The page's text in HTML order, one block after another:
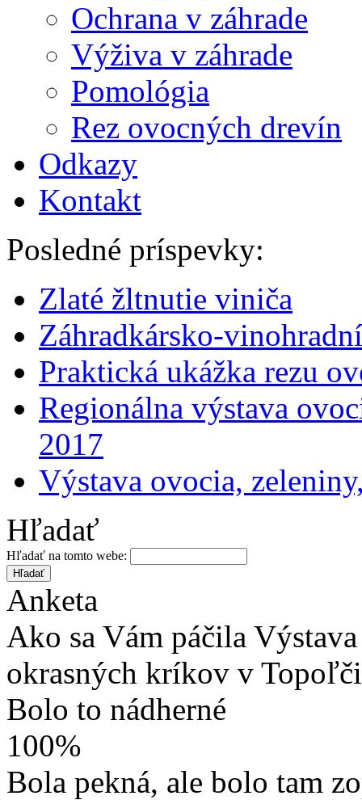
Ochrana v záhrade
Výživa v záhrade
Pomológia
Rez ovocných drevín
Odkazy
Kontakt
Posledné príspevky:
Zlaté žltnutie viniča
Záhradkársko-
Praktická ukážka rezu
Regionálna výstava
2017
Výstava ovocia,
Hľadať
Hľadať na tomto webe:
Anketa
Ako sa Vám páčila
okrasných kríkov v
Bolo to nádherné
100%
Bola pekná, ale bolo tam